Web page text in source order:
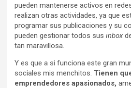
pueden mantenerse activos en
realizan otras actividades, ya que
programar sus publicaciones y su
pueden gestionar todos sus inbox
tan maravillosa.
Y es que a si funciona este gran
sociales mis menchitos. Tienen
emprendedores apasionados,